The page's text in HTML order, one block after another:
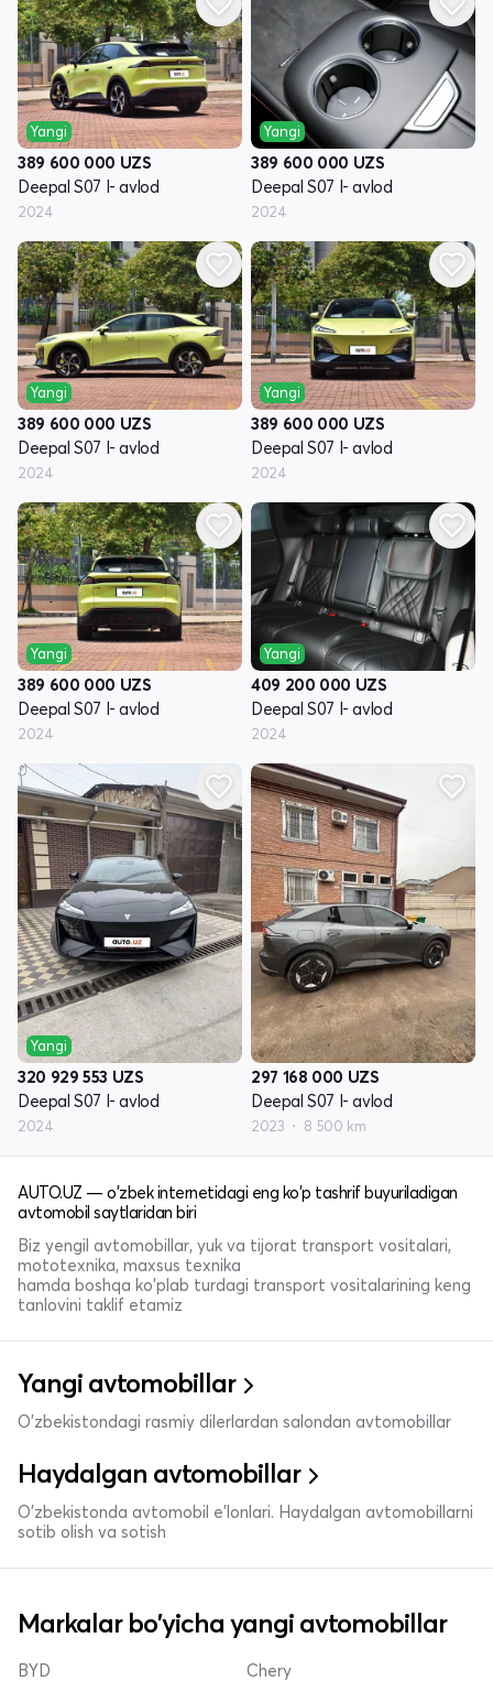
Yangi
389 600 000 UZS
Deepal S07 I- avlod
2024
Yangi
389 600 000 UZS
Deepal S07 I- avlod
2024
Yangi
389 600 000 UZS
Deepal S07 I- avlod
2024
Yangi
389 600 000 UZS
Deepal S07 I- avlod
2024
Yangi
389 600 000 UZS
Deepal S07 I- avlod
2024
Yangi
409 200 000 UZS
Deepal S07 I- avlod
2024
Yangi
320 929 553 UZS
Deepal S07 I- avlod
2024
297 168 000 UZS
Deepal S07 I- avlod
2023 8 500 km
AUTO.UZ — o'zbek internetidagi eng ko'p tashrif buyuriladigan
avtomobil saytlaridan biri
Biz yengil avtomobillar, yuk va tijorat transport vositalari,
mototexnika, maxsus texnika
hamda boshqa ko'plab turdagi transport vositalarining keng
tanlovini taklif etamiz
Yangi avtomobillar
O'zbekistondagi rasmiy dilerlardan salondan avtomobillar
Haydalgan avtomobillar
O'zbekistonda avtomobil e’lonlari. Haydalgan avtomobillarni
sotib olish va sotish
Markalar bo'yicha yangi avtomobillar
BYD Chery